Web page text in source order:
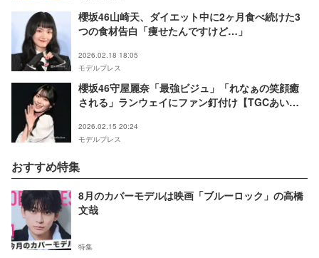
櫻坂46山崎天、ダイエット中に2ヶ月食べ続けた3
つの食材告白「痩せたんですけど…」
2026.02.18 18:05
モデルプレス
櫻坂46守屋麗奈「最強ビジュ」「れなぁの笑顔癒
される」ランウェイにファン釘付け【TGCあい
2026.02.15 20:24
モデルプレス
おすすめ特集
8月のカバーモデルは映画「ブルーロック」の高橋
文哉
特集